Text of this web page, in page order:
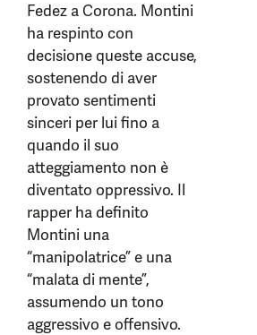
Fedez a Corona. Montini
ha respinto con
decisione queste accuse,
sostenendo di aver
provato sentimenti
sinceri per lui fino a
quando il suo
atteggiamento non è
diventato oppressivo. Il
rapper ha definito
Montini una
“manipolatrice” e una
“malata di mente”,
assumendo un tono
aggressivo e offensivo.